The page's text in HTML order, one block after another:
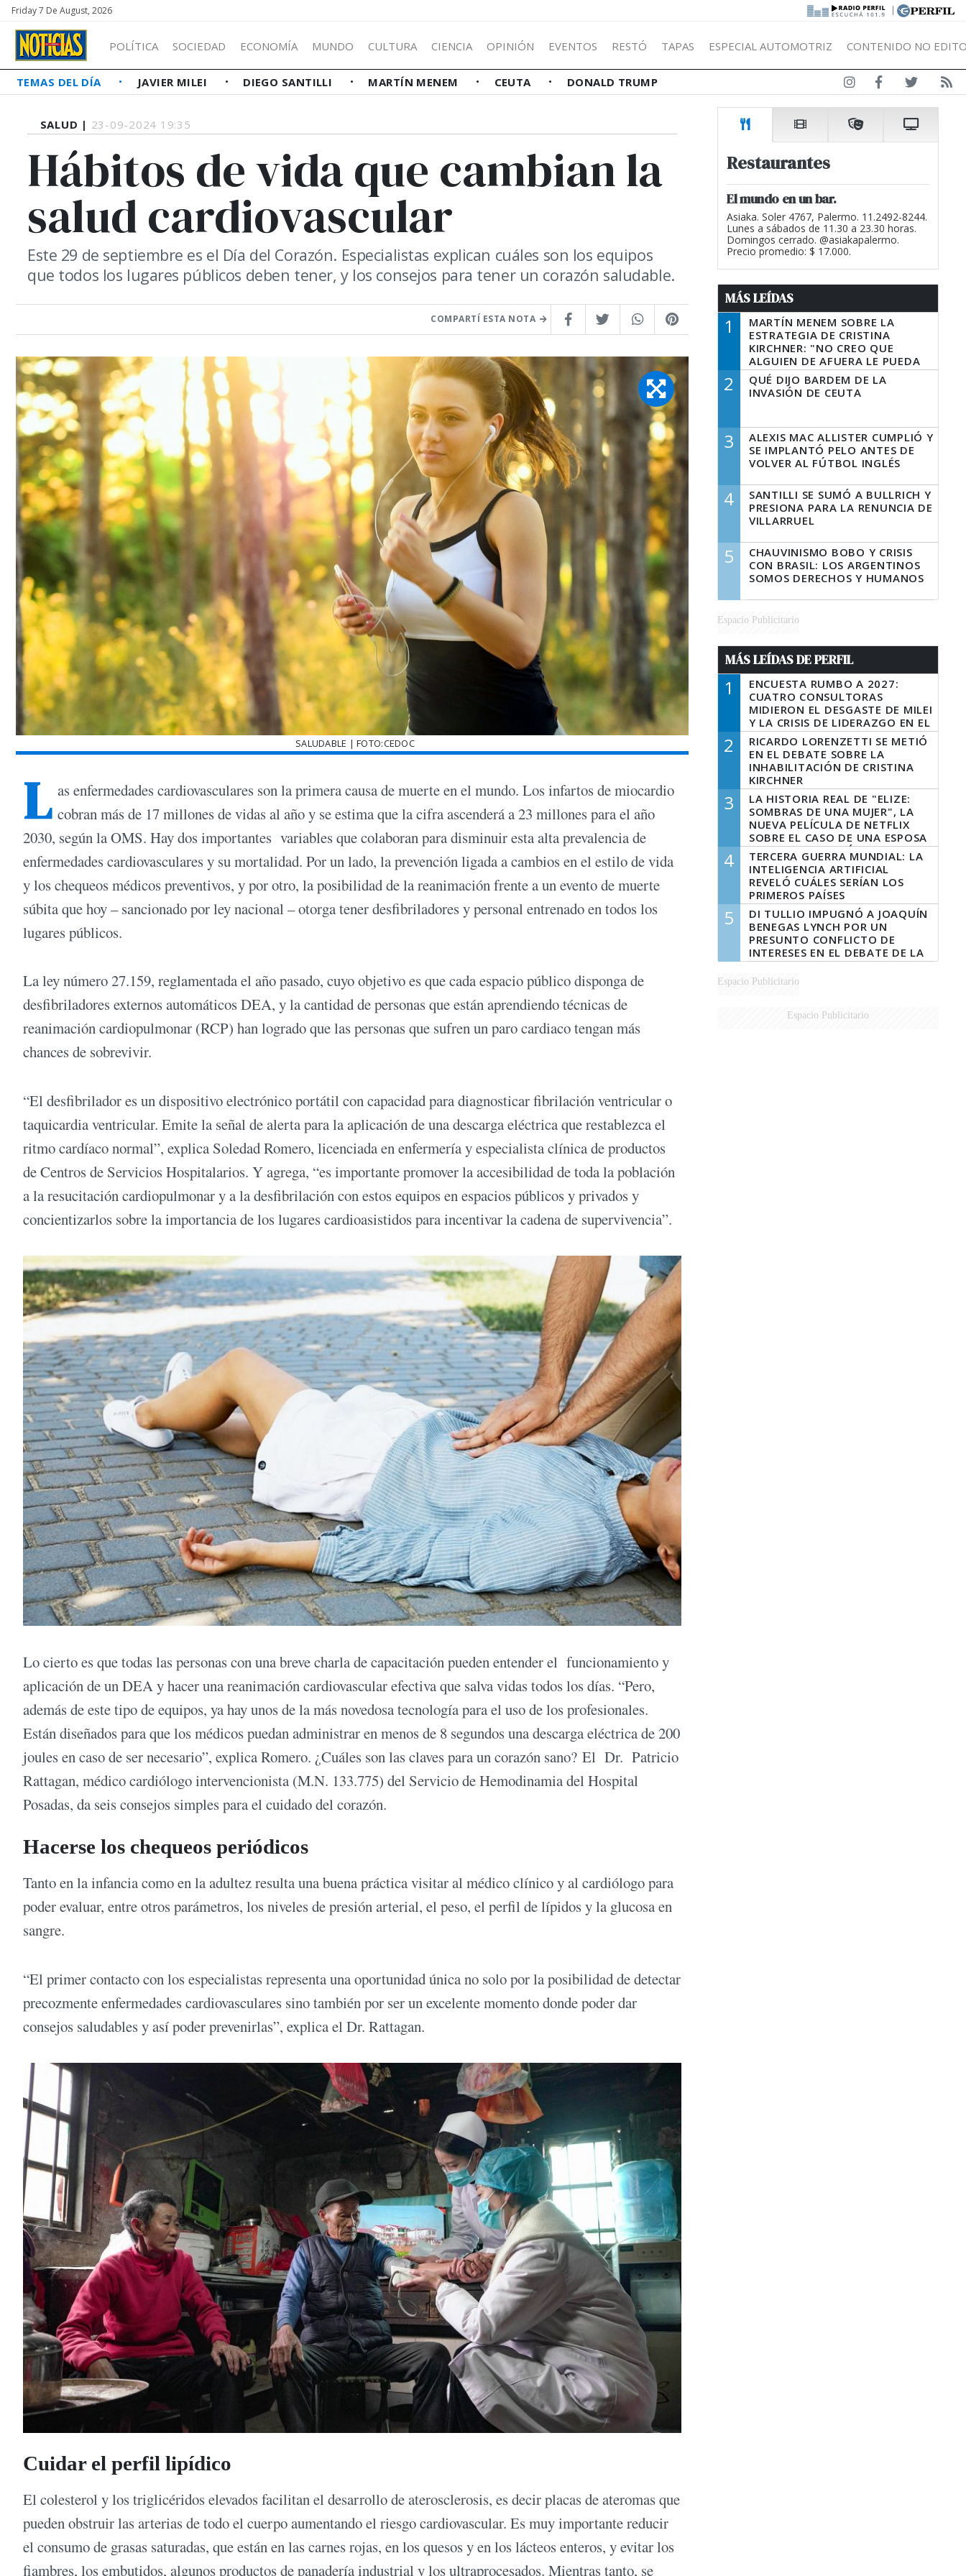
Friday 7 De August, 2026 |
POLÍTICA SOCIEDAD ECONOMÍA MUNDO CULTURA CIENCIA OPINIÓN EVENTOS RESTÓ TAPAS ESPECIAL AUTOMOTRIZ CONTENIDO NO
TEMAS DEL DÍA JAVIER MILEI DIEGO SANTILLI MARTÍN MENEM CEUTA DONALD TRUMP
SALUD | 23-09-2024 19:35
Hábitos de vida que cambian la
salud cardiovascular
Este 29 de septiembre es el Día del Corazón. Especialistas explican cuáles son los equipos
que todos los lugares públicos deben tener, y los consejos para tener un corazón saludable.
COMPARTÍ ESTA NOTA
SALUDABLE | FOTO:CEDOC
L as enfermedades cardiovasculares son la primera causa de muerte en el mundo. Los infartos de miocardio
cobran más de 17 millones de vidas al año y se estima que la cifra ascenderá a 23 millones para el año
2030, según la OMS. Hay dos importantes variables que colaboran para disminuir esta alta prevalencia de
enfermedades cardiovasculares y su mortalidad. Por un lado, la prevención ligada a cambios en el estilo de vida
y los chequeos médicos preventivos, y por otro, la posibilidad de la reanimación frente a un evento de muerte
súbita que hoy – sancionado por ley nacional – otorga tener desfibriladores y personal entrenado en todos los
lugares públicos.
La ley número 27.159, reglamentada el año pasado, cuyo objetivo es que cada espacio público disponga de
desfibriladores externos automáticos DEA, y la cantidad de personas que están aprendiendo técnicas de
reanimación cardiopulmonar (RCP) han logrado que las personas que sufren un paro cardiaco tengan más
chances de sobrevivir.
“El desfibrilador es un dispositivo electrónico portátil con capacidad para diagnosticar fibrilación ventricular o
taquicardia ventricular. Emite la señal de alerta para la aplicación de una descarga eléctrica que restablezca el
ritmo cardíaco normal”, explica Soledad Romero, licenciada en enfermería y especialista clínica de productos
de Centros de Servicios Hospitalarios. Y agrega, “es importante promover la accesibilidad de toda la población
a la resucitación cardiopulmonar y a la desfibrilación con estos equipos en espacios públicos y privados y
concientizarlos sobre la importancia de los lugares cardioasistidos para incentivar la cadena de supervivencia”.
Lo cierto es que todas las personas con una breve charla de capacitación pueden entender el funcionamiento y
aplicación de un DEA y hacer una reanimación cardiovascular efectiva que salva vidas todos los días. “Pero,
además de este tipo de equipos, ya hay unos de la más novedosa tecnología para el uso de los profesionales.
Están diseñados para que los médicos puedan administrar en menos de 8 segundos una descarga eléctrica de 200
joules en caso de ser necesario”, explica Romero. ¿Cuáles son las claves para un corazón sano? El Dr. Patricio
Rattagan, médico cardiólogo intervencionista (M.N. 133.775) del Servicio de Hemodinamia del Hospital
Posadas, da seis consejos simples para el cuidado del corazón.
Hacerse los chequeos periódicos
Tanto en la infancia como en la adultez resulta una buena práctica visitar al médico clínico y al cardiólogo para
poder evaluar, entre otros parámetros, los niveles de presión arterial, el peso, el perfil de lípidos y la glucosa en
sangre.
“El primer contacto con los especialistas representa una oportunidad única no solo por la posibilidad de detectar
precozmente enfermedades cardiovasculares sino también por ser un excelente momento donde poder dar
consejos saludables y así poder prevenirlas”, explica el Dr. Rattagan.
Cuidar el perfil lipídico
El colesterol y los triglicéridos elevados facilitan el desarrollo de aterosclerosis, es decir placas de ateromas que
pueden obstruir las arterias de todo el cuerpo aumentando el riesgo cardiovascular. Es muy importante reducir
el consumo de grasas saturadas, que están en las carnes rojas, en los quesos y en los lácteos enteros, y evitar los
fiambres, los embutidos, algunos productos de panadería industrial y los ultraprocesados. Mientras tanto, se
Restaurantes
El mundo en un bar.
Asiaka. Soler 4767, Palermo. 11.2492-8244.
Lunes a sábados de 11.30 a 23.30 horas.
Domingos cerrado. @asiakapalermo.
Precio promedio: $ 17.000.
MÁS LEÍDAS
1
MARTÍN MENEM SOBRE LA
ESTRATEGIA DE CRISTINA
KIRCHNER: "NO CREO QUE
ALGUIEN DE AFUERA LE PUEDA
DECIR A LA JUSTICIA LO QUE
TIENE QUE HACER"
2
QUÉ DIJO BARDEM DE LA
INVASIÓN DE CEUTA
3
ALEXIS MAC ALLISTER CUMPLIÓ Y
SE IMPLANTÓ PELO ANTES DE
VOLVER AL FÚTBOL INGLÉS
4
SANTILLI SE SUMÓ A BULLRICH Y
PRESIONA PARA LA RENUNCIA DE
VILLARRUEL
5
CHAUVINISMO BOBO Y CRISIS
CON BRASIL: LOS ARGENTINOS
SOMOS DERECHOS Y HUMANOS
Espacio Publicitario
MÁS LEÍDAS DE PERFIL
1
ENCUESTA RUMBO A 2027:
CUATRO CONSULTORAS
MIDIERON EL DESGASTE DE MILEI
Y LA CRISIS DE LIDERAZGO EN EL
PERONISMO
2
RICARDO LORENZETTI SE METIÓ
EN EL DEBATE SOBRE LA
INHABILITACIÓN DE CRISTINA
KIRCHNER
3
LA HISTORIA REAL DE "ELIZE:
SOMBRAS DE UNA MUJER", LA
NUEVA PELÍCULA DE NETFLIX
SOBRE EL CASO DE UNA ESPOSA
QUE DESCUARTIZÓ A SU
MARIDO
4
TERCERA GUERRA MUNDIAL: LA
INTELIGENCIA ARTIFICIAL
REVELÓ CUÁLES SERÍAN LOS
PRIMEROS PAÍSES
LATINOAMERICANOS EN SER
DERROTADOS
5
DI TULLIO IMPUGNÓ A JOAQUÍN
BENEGAS LYNCH POR UN
PRESUNTO CONFLICTO DE
INTERESES EN EL DEBATE DE LA
LEY DE TIERRAS
Espacio Publicitario
Espacio Publicitario